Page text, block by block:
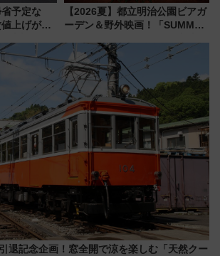
予定な
上げが財
お盆
【2026夏】都立明治公園ビアガ
ーデン＆野外映画！「SUMMER
ケジュール 夜風とビール、映画
を満喫！
退記念企画！窓全開で涼を楽しむ「天然クー